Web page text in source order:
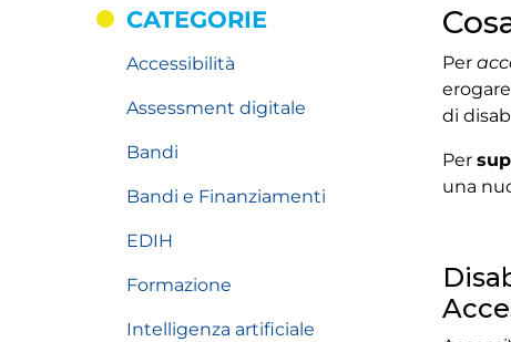
CATEGORIE
Accessibilità
Assessment digitale
Bandi
Bandi e Finanziamenti
EDIH
Formazione
Intelligenza artificiale
Per
di
Per
una